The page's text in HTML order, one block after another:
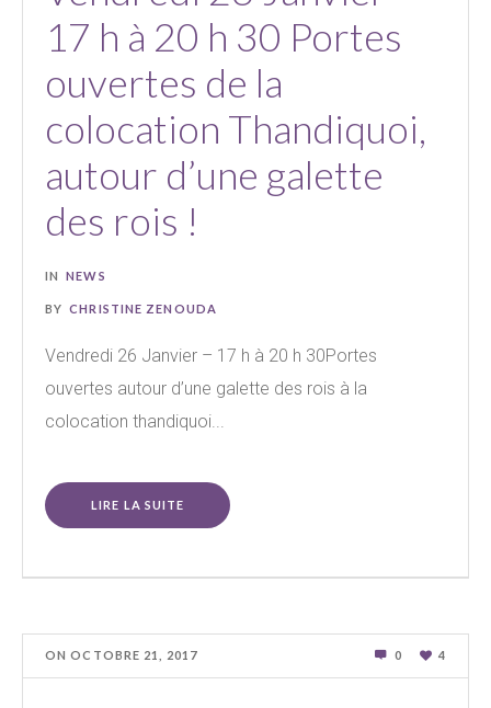
17 h à 20 h 30 Portes
ouvertes de la
colocation Thandiquoi,
autour d’une galette
des rois !
IN NEWS
BY CHRISTINE ZENOUDA
Vendredi 26 Janvier – 17 h à 20 h 30Portes
ouvertes autour d’une galette des rois à la
colocation thandiquoi...
LIRE LA SUITE
ONOCTOBRE 21 2017 0 4